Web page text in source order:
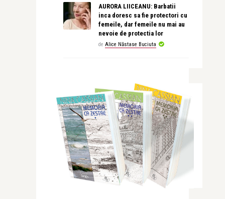
AURORA LIICEANU: Barbatii
inca doresc sa fie protectori cu
femeile, dar femeile nu mai au
nevoie de protectia lor
de Alice Năstase Buciuta